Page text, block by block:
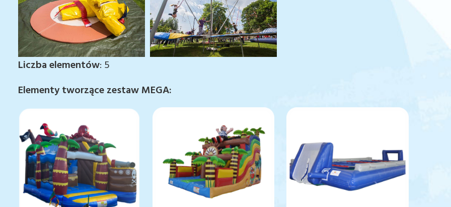
Liczba elementów: 5
Elementy tworzące zestaw MEGA: